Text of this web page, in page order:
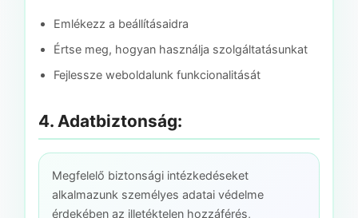
Emlékezz a beállításaidra
Értse meg, hogyan használja szolgáltatásunkat
Fejlessze weboldalunk funkcionalitását
4. Adatbiztonság:
Megfelelő biztonsági intézkedéseket
alkalmazunk személyes adatai védelme
érdekében az illetéktelen hozzáférés,